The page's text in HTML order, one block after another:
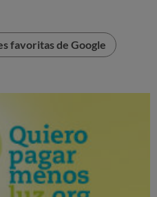
favoritas de Google